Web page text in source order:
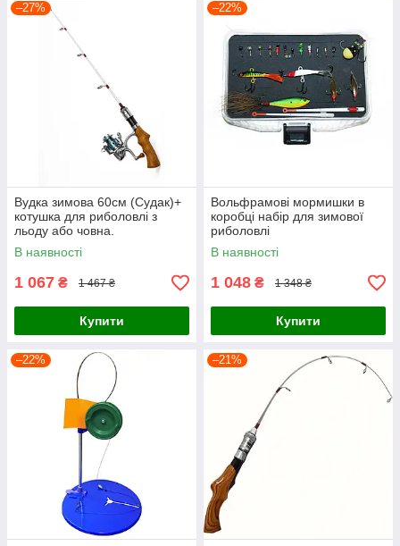
–27%
Вудка зимова 60см (Судак)+
котушка для риболовлі з
льоду або човна.
В наявності
1 067 ₴ 1 467 ₴
Купити
–22%
Вольфрамові мормишки в
коробці набір для зимової
риболовлі
В наявності
1 048 ₴ 1 348 ₴
Купити
–22% –21%